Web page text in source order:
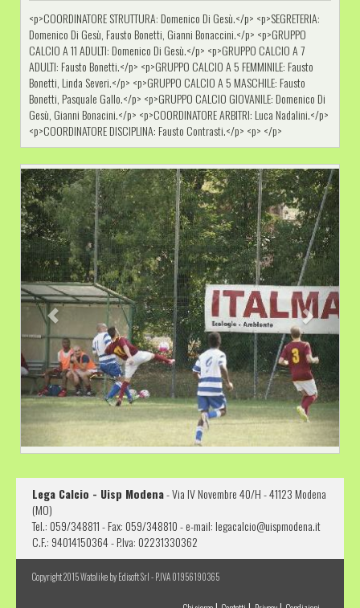
<p>COORDINATORE STRUTTURA: Domenico Di Gesù.</p> <p>SEGRETERIA:
Domenico Di Gesù, Fausto Bonetti, Gianni Bonaccini.</p> <p>GRUPPO
CALCIO A 11 ADULTI: Domenico Di Gesù.</p> <p>GRUPPO CALCIO A 7
ADULTI: Fausto Bonetti.</p> <p>GRUPPO CALCIO A 5 FEMMINILE: Fausto
Bonetti, Linda Severi.</p> <p>GRUPPO CALCIO A 5 MASCHILE: Fausto
Bonetti, Pasquale Gallo.</p> <p>GRUPPO CALCIO GIOVANILE: Domenico Di
Gesù, Gianni Bonacini.</p> <p>COORDINATORE ARBITRI: Luca Nadalini.</p>
<p>COORDINATORE DISCIPLINA: Fausto Contrasti.</p> <p> </p>
Lega Calcio - Uisp Modena- Via IV Novembre 40/H - 41123 Modena
(MO)
Tel.: 059/348811 - Fax: 059/348810 - e-mail: legacalcio@uispmodena.it
C.F.: 94014150364 - P.Iva: 02231330362
Copyright 2015 Watalike by Edisoft Srl - P.IVA 01956190365